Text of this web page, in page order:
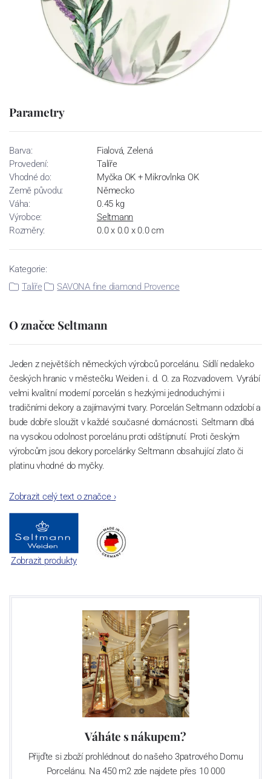
Parametry
Barva:
Fialová, Zelená
Provedení:
Talíře
Vhodné do:
Myčka OK + Mikrovlnka OK
Země původu:
Německo
Váha:
0.45 kg
Výrobce:
Seltmann
Rozměry:
0.0 x 0.0 x 0.0 cm
Kategorie:
Talíře
SAVONA fine diamond Provence
O značce Seltmann
Jeden z největších německých výrobců porcelánu. Sídlí nedaleko
českých hranic v městečku Weiden i. d. O. za Rozvadovem. Vyrábí
velmi kvalitní moderní porcelán s hezkými jednoduchými i
tradičními dekory a zajímavými tvary. Porcelán Seltmann odzdobí a
bude dobře sloužit v každé současné domácnosti. Seltmann dbá
na vysokou odolnost porcelánu proti odštípnutí. Proti českým
výrobcům jsou dekory porcelánky Seltmann obsahující zlato či
platinu vhodné do myčky.
Zobrazit celý text o značce›
Zobrazit produkty
Váháte s nákupem?
Přijďte si zboží prohlédnout do našeho 3patrového Domu
Porcelánu. Na 450 m2 zde najdete přes 10 000